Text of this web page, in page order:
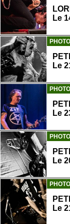
Le
Le
Le
Le
Le